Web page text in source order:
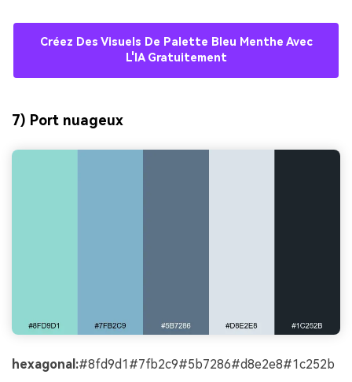
Créez Des Visuels De Palette Bleu Menthe Avec
L'IA Gratuitement
7) Port nuageux
hexagonal:#8fd9d1#7fb2c9#5b7286#d8e2e8#1c252b